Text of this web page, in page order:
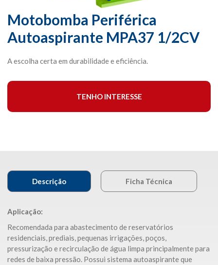
Motobomba Periférica
Autoaspirante MPA37 1/2CV
A escolha certa em durabilidade e eficiência.
TENHO INTERESSE
Descrição Ficha Técnica
Aplicação:
Recomendada para abastecimento de reservatórios
residenciais, prediais, pequenas irrigações, poços,
pressurização e recirculação de água limpa principalmente para
redes de baixa pressão. Possui sistema autoaspirante que